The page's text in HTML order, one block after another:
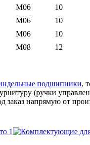
M06 10
M06 10
M06 10
M08 12
подшипники,
(ручки
заказ напрямую от